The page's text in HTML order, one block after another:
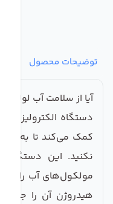
توضیحات محصول
آیا از سلامت آب
دستگاه الکترولیز آب از
کمک می‌کند تا به
نکنید. این دستگاه
مولکول‌های آب را
هیدروژن آن را جدا